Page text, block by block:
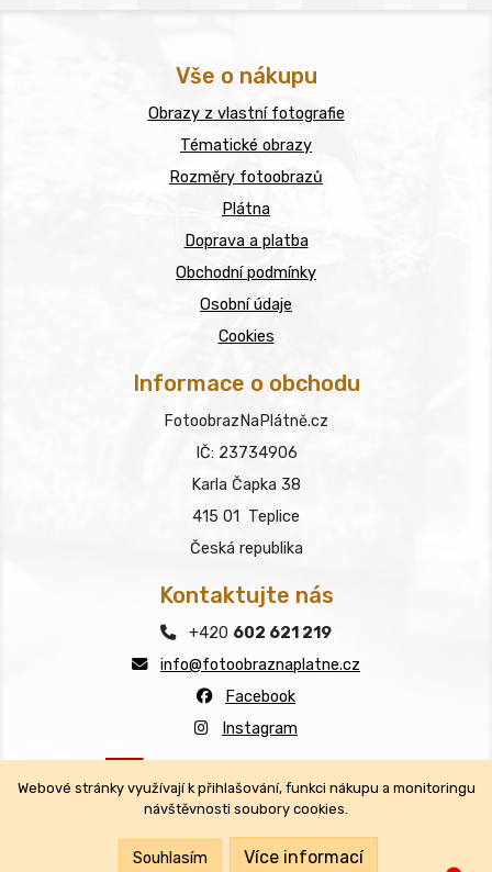
Kontaktujte nás
+420 602 621 219
info@fotoobraznaplatne.cz
Facebook
Instagram
Všechna práva vyhrazena.
Vše o nákupu
Obrazy z vlastní fotografie
Tématické obrazy
Rozměry fotoobrazů
Plátna
Doprava a platba
Obchodní podmínky
Osobní údaje
Cookies
Informace o obchodu
FotoobrazNaPlátně.cz
IČ: 23734906
Karla Čapka 38
415 01 Teplice
Česká republika
Webové stránky využívají k přihlašování, funkci nákupu a monitoringu
návštěvnosti soubory cookies.
Souhlasím Více informací